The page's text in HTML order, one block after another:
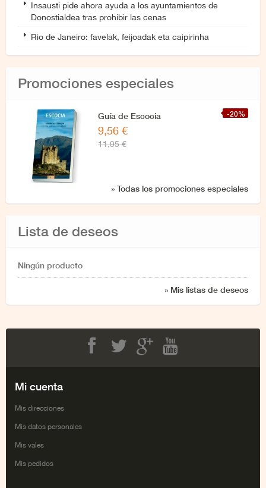
Insausti pide ahora ayuda a los ayuntamientos de
Donostialdea tras prohibir las cenas
Rio de Janeiro: favelak, feijoadak eta caipirinha
Promociones especiales
-20%
Guía de Escocia
9,56 €
11,95 €
» Todas los promociones especiales
Lista de deseos
Ningún producto
» Mis listas de deseos
Mi cuenta
Mis direcciones
Mis datos personales
Mis vales
Mis pedidos